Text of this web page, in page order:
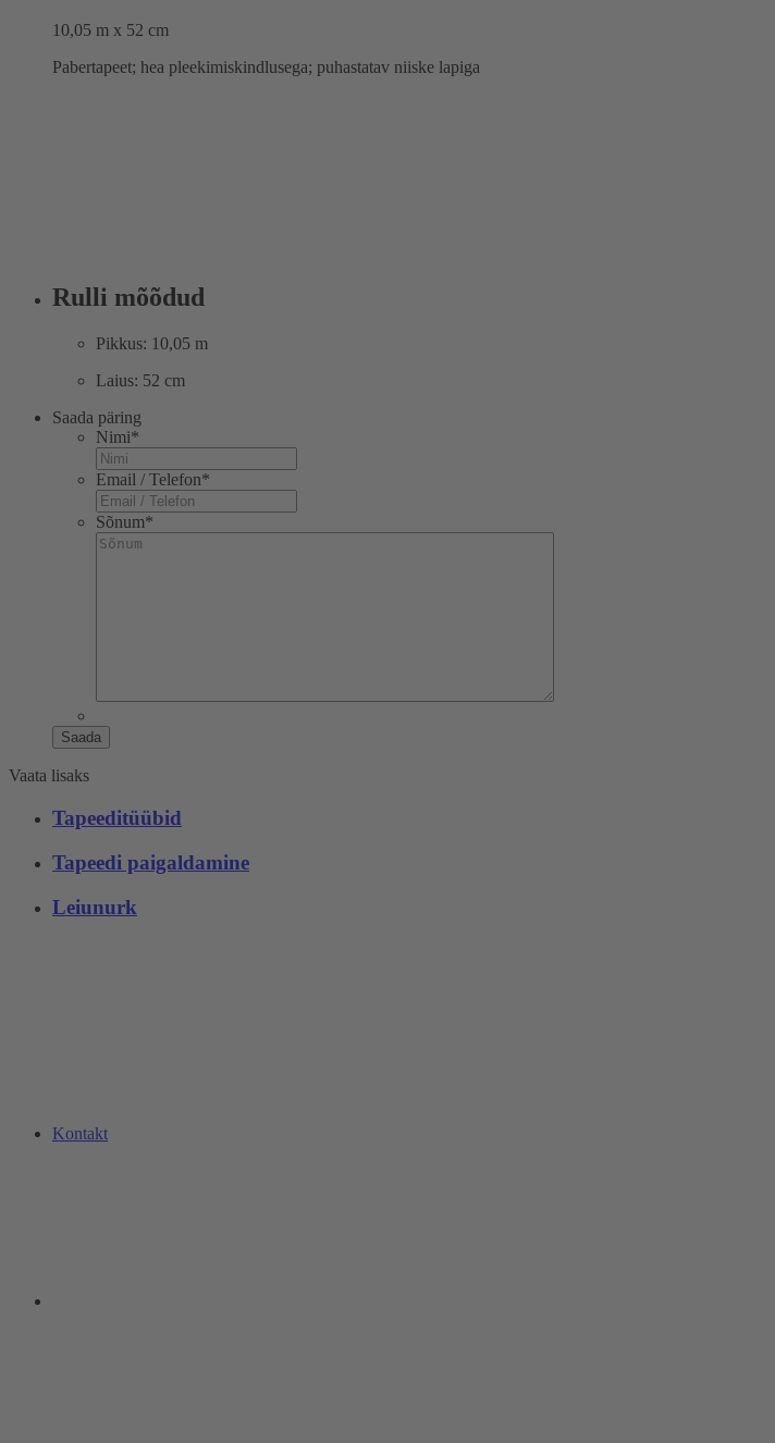
10,05 m x 52 cm
Pabertapeet; hea pleekimiskindlusega; puhastatav niiske lapiga
Rulli mõõdud
Pikkus: 10,05 m
Laius: 52 cm
Saada päring
Nimi*
Email / Telefon*
Sõnum*
Saada
Vaata lisaks
Tapeeditüübid
Tapeedi paigaldamine
Leiunurk
Kontakt